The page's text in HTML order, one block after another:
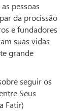
pessoas
da procissão
e fundadores
suas vidas
grande
seguir os
Seus
Fatir)